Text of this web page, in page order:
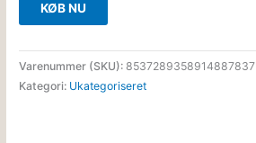
KØB NU
Varenummer (SKU):8537289358914887837
Kategori: Ukategoriseret